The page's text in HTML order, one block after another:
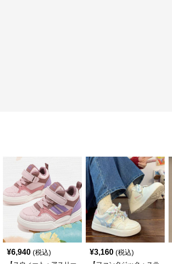
¥6,940 (税込) ¥3,160 (税込)